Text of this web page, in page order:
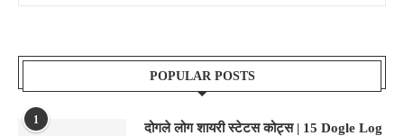
POPULAR POSTS
1
दोगले लोग शायरी स्टेटस कोट्स | 15 Dogle Log